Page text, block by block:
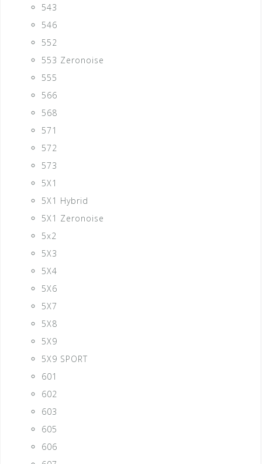
543
546
552
553 Zeronoise
555
566
568
571
572
573
5X1
5X1 Hybrid
5X1 Zeronoise
5x2
5X3
5X4
5X6
5X7
5X8
5X9
5X9 SPORT
601
602
603
605
606